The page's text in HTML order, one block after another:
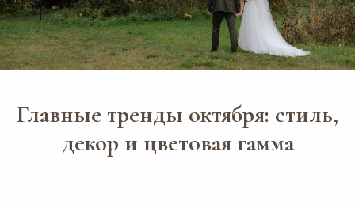
Главные тренды октября: стиль,
декор и цветовая гамма